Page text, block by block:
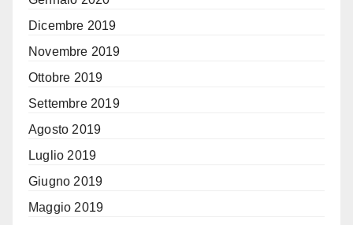
Dicembre 2019
Novembre 2019
Ottobre 2019
Settembre 2019
Agosto 2019
Luglio 2019
Giugno 2019
Maggio 2019